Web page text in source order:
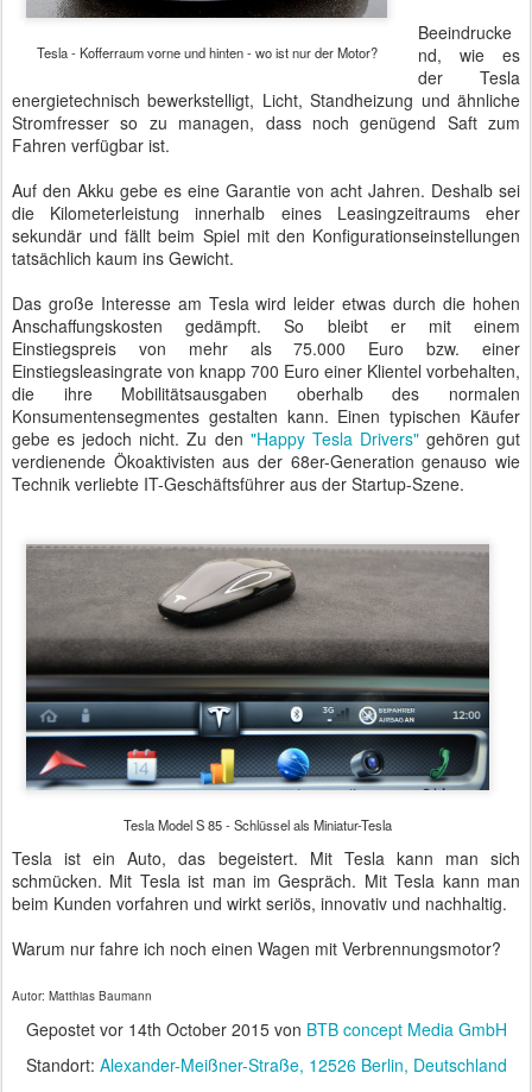
Tesla - Kofferraum vorne und hinten - wo ist nur der Motor?
Beeindrucke
nd, wie es
der Tesla
energietechnisch bewerkstelligt, Licht, Standheizung und ähnliche
Stromfresser so zu managen, dass noch genügend Saft zum
Fahren verfügbar ist.
Auf den Akku gebe es eine Garantie von acht Jahren. Deshalb sei
die Kilometerleistung innerhalb eines Leasingzeitraums eher
sekundär und fällt beim Spiel mit den Konfigurationseinstellungen
tatsächlich kaum ins Gewicht.
Das große Interesse am Tesla wird leider etwas durch die hohen
Anschaffungskosten gedämpft. So bleibt er mit einem
Einstiegspreis von mehr als 75.000 Euro bzw. einer
Einstiegsleasingrate von knapp 700 Euro einer Klientel vorbehalten,
die ihre Mobilitätsausgaben oberhalb des normalen
Konsumentensegmentes gestalten kann. Einen typischen Käufer
gebe es jedoch nicht. Zu den "Happy Tesla Drivers"gehören gut
verdienende Ökoaktivisten aus der 68er-Generation genauso wie
Technik verliebte IT-Geschäftsführer aus der Startup-Szene.
Tesla Model S 85 - Schlüssel als Miniatur-Tesla
Tesla ist ein Auto, das begeistert. Mit Tesla kann man sich
schmücken. Mit Tesla ist man im Gespräch. Mit Tesla kann man
beim Kunden vorfahren und wirkt seriös, innovativ und nachhaltig.
Warum nur fahre ich noch einen Wagen mit Verbrennungsmotor?
Autor: Matthias Baumann
Gepostet vor 14th October 2015von BTB concept Media GmbH
Standort: Alexander-Meißner-Straße, 12526 Berlin, Deutschland